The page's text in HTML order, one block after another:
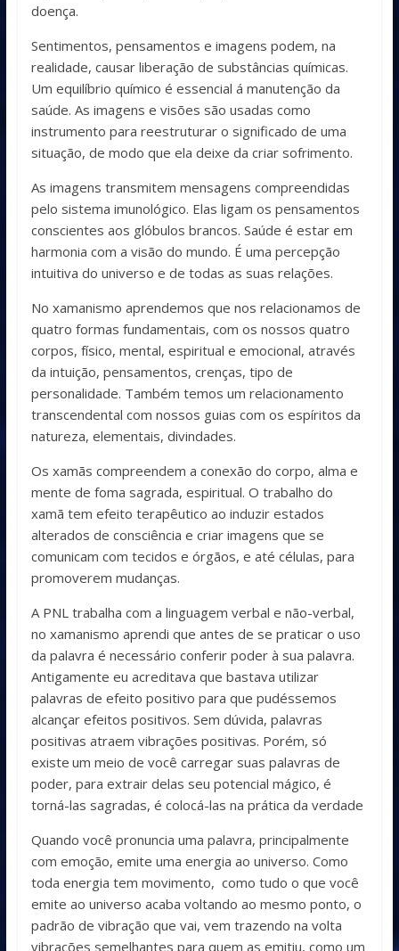
doença.
Sentimentos, pensamentos e imagens podem, na
realidade, causar liberação de substâncias químicas.
Um equilíbrio químico é essencial á manutenção da
saúde. As imagens e visões são usadas como
instrumento para reestruturar o significado de uma
situação, de modo que ela deixe da criar sofrimento.
As imagens transmitem mensagens compreendidas
pelo sistema imunológico. Elas ligam os pensamentos
conscientes aos glóbulos brancos. Saúde é estar em
harmonia com a visão do mundo. É uma percepção
intuitiva do universo e de todas as suas relações.
No xamanismo aprendemos que nos relacionamos de
quatro formas fundamentais, com os nossos quatro
corpos, físico, mental, espiritual e emocional, através
da intuição, pensamentos, crenças, tipo de
personalidade. Também temos um relacionamento
transcendental com nossos guias com os espíritos da
natureza, elementais, divindades.
Os xamãs compreendem a conexão do corpo, alma e
mente de foma sagrada, espiritual. O trabalho do
xamã tem efeito terapêutico ao induzir estados
alterados de consciência e criar imagens que se
comunicam com tecidos e órgãos, e até células, para
promoverem mudanças.
A PNL trabalha com a linguagem verbal e não-verbal,
no xamanismo aprendi que antes de se praticar o uso
da palavra é necessário conferir poder à sua palavra.
Antigamente eu acreditava que bastava utilizar
palavras de efeito positivo para que pudéssemos
alcançar efeitos positivos. Sem dúvida, palavras
positivas atraem vibrações positivas. Porém, só
existe um meio de você carregar suas palavras de
poder, para extrair delas seu potencial mágico, é
torná-las sagradas, é colocá-las na prática da verdade
Quando você pronuncia uma palavra, principalmente
com emoção, emite uma energia ao universo. Como
toda energia tem movimento, como tudo o que você
emite ao universo acaba voltando ao mesmo ponto, o
padrão de vibração que vai, vem trazendo na volta
vibrações semelhantes para quem as emitiu, como um